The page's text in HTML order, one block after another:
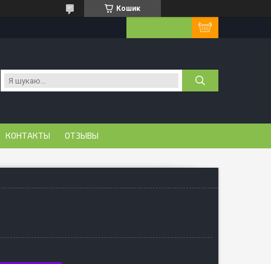
Кошик
КОНТАКТЫ ОТЗЫВЫ